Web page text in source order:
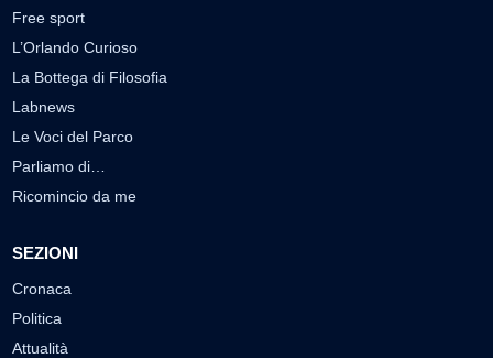
Free sport
L’Orlando Curioso
La Bottega di Filosofia
Labnews
Le Voci del Parco
Parliamo di…
Ricomincio da me
SEZIONI
Cronaca
Politica
Attualità